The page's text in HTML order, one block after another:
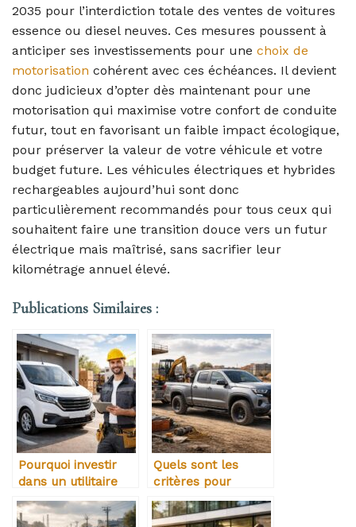
2035 pour l’interdiction totale des ventes de voitures
essence ou diesel neuves. Ces mesures poussent à
anticiper ses investissements pour une choix de
motorisation cohérent avec ces échéances. Il devient
donc judicieux d’opter dès maintenant pour une
motorisation qui maximise votre confort de conduite
futur, tout en favorisant un faible impact écologique,
pour préserver la valeur de votre véhicule et votre
budget future. Les véhicules électriques et hybrides
rechargeables aujourd’hui sont donc
particulièrement recommandés pour tous ceux qui
souhaitent faire une transition douce vers un futur
électrique mais maîtrisé, sans sacrifier leur
kilométrage annuel élevé.
Publications Similaires :
Pourquoi investir
dans un utilitaire
récent améliore la
rentabilité
Quels sont les
critères pour
choisir un pick-up
professionnel